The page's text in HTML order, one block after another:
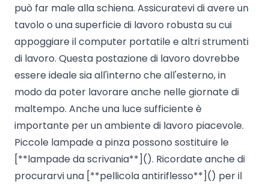
può far male alla schiena. Assicuratevi di avere un
tavolo o una superficie di lavoro robusta su cui
appoggiare il computer portatile e altri strumenti
di lavoro. Questa postazione di lavoro dovrebbe
essere ideale sia all'interno che all'esterno, in
modo da poter lavorare anche nelle giornate di
maltempo. Anche una luce sufficiente è
importante per un ambiente di lavoro piacevole.
Piccole lampade a pinza possono sostituire le
[**lampade da scrivania**](). Ricordate anche di
procurarvi una [**pellicola antiriflesso**]() per il